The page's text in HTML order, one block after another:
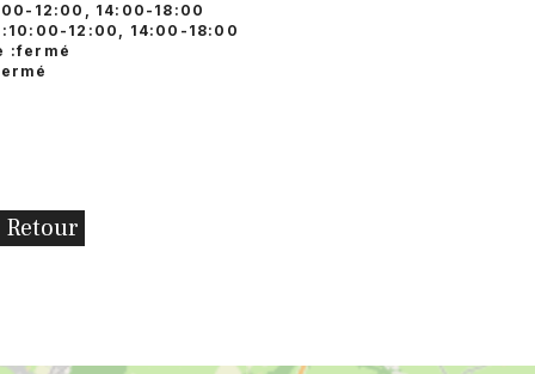
12:00, 14:00-18:00
12:00, 14:00-18:00
:fermé
Retour